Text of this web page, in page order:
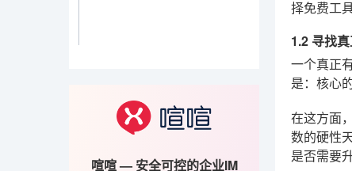
喧喧 — 安全可控的企业IM
择免费工
1.2 寻找
一个真正
是：核心
在这方面，
数的硬性
是否需要